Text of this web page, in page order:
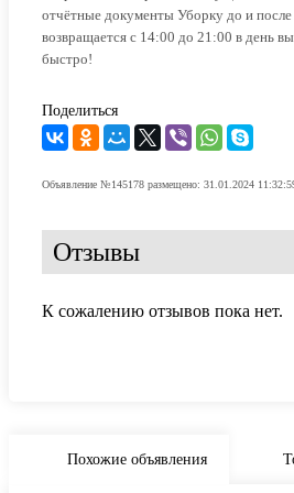
отчётные документы Уборку до и
возвращается с 14:00 до 21:00 в день
быстро!
Поделиться
Объявление №145178 размещено: 31.01.2024
Отзывы
К сожалению отзывов пока нет.
Похожие объявления